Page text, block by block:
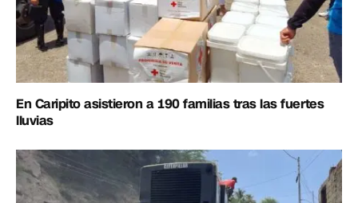
En Caripito asistieron a 190 familias tras las fuertes
lluvias